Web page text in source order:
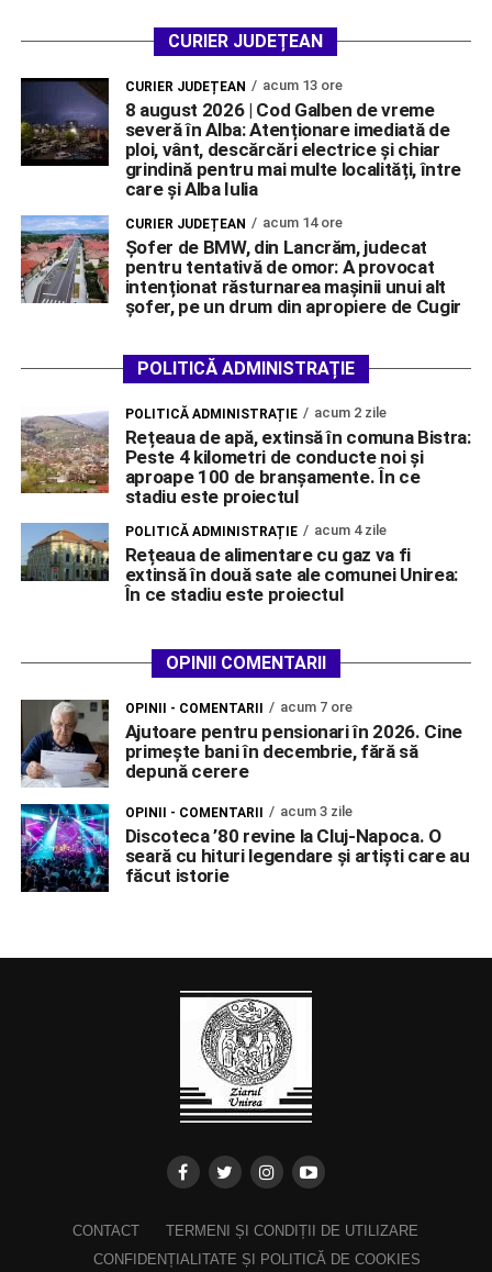
CURIER JUDEȚEAN
CURIER JUDEȚEAN acum 13 ore
8 august 2026 | Cod Galben de vreme
severă în Alba: Atenționare imediată de
ploi, vânt, descărcări electrice și chiar
grindină pentru mai multe localități, între
care și Alba Iulia
CURIER JUDEȚEAN acum 14 ore
Șofer de BMW, din Lancrăm, judecat
pentru tentativă de omor: A provocat
intenționat răsturnarea mașinii unui alt
șofer, pe un drum din apropiere de Cugir
POLITICĂ ADMINISTRAȚIE
POLITICĂ ADMINISTRAȚIE acum 2 zile
Rețeaua de apă, extinsă în comuna Bistra:
Peste 4 kilometri de conducte noi și
aproape 100 de branșamente. În ce
stadiu este proiectul
POLITICĂ ADMINISTRAȚIE acum 4 zile
Rețeaua de alimentare cu gaz va fi
extinsă în două sate ale comunei Unirea:
În ce stadiu este proiectul
OPINII COMENTARII
OPINII - COMENTARII acum 7 ore
Ajutoare pentru pensionari în 2026. Cine
primește bani în decembrie, fără să
depună cerere
OPINII - COMENTARII acum 3 zile
Discoteca ’80 revine la Cluj-Napoca. O
seară cu hituri legendare și artiști care au
făcut istorie
CONTACT
TERMENI ȘI CONDIȚII DE UTILIZARE
CONFIDENȚIALITATE ȘI POLITICĂ DE COOKIES